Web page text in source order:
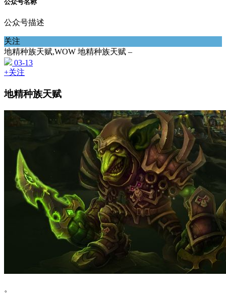
公众号名称
公众号描述
关注
地精种族天赋,WOW 地精种族天赋 –
03-13
+关注
地精种族天赋
。